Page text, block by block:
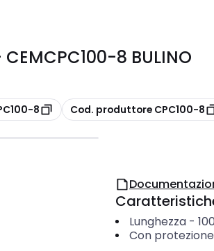
CEMCPC100-8 BULINO
8 copia
Cod. produttore CPC100-8
Lunghezza- 100
Con